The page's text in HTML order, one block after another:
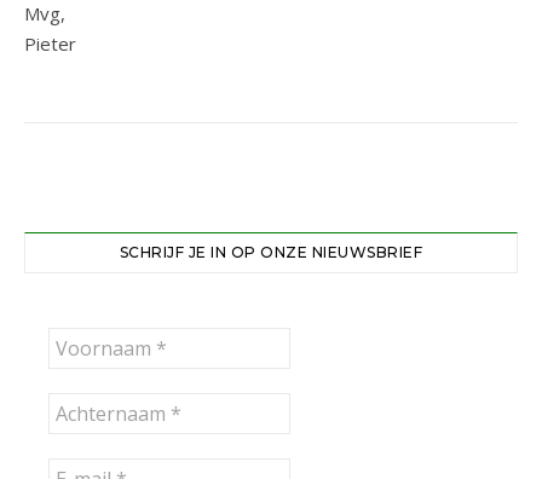
Mvg,
Pieter
SCHRIJF JE IN OP ONZE NIEUWSBRIEF